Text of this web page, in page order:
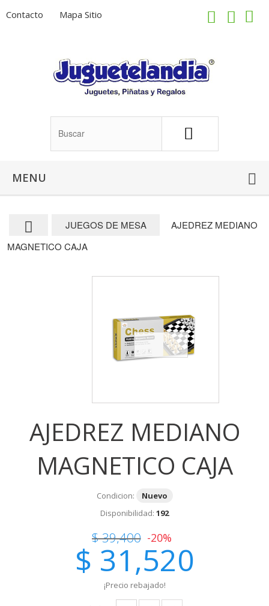
Contacto Mapa Sitio
MENU
JUEGOS DE MESA
AJEDREZ MEDIANO
MAGNETICO CAJA
AJEDREZ MEDIANO
MAGNETICO CAJA
Condicion:
Nuevo
Disponibilidad: 192
$ 39,400 -20%
$ 31,520
¡Precio rebajado!